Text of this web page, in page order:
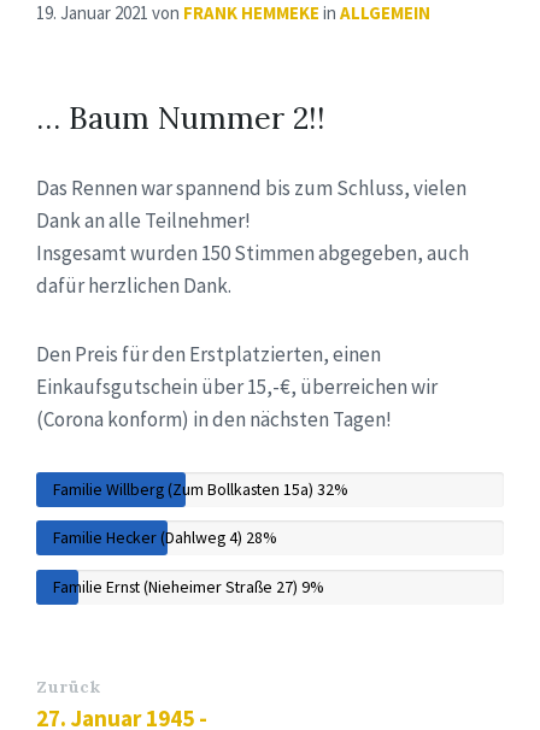
19. Januar 2021 von FRANK HEMMEKE in ALLGEMEIN
… Baum Nummer 2!!
Das Rennen war spannend bis zum Schluss, vielen
Dank an alle Teilnehmer!
Insgesamt wurden 150 Stimmen abgegeben, auch
dafür herzlichen Dank.
Den Preis für den Erstplatzierten, einen
Einkaufsgutschein über 15,-€, überreichen wir
(Corona konform) in den nächsten Tagen!
Familie Willberg (Zum Bollkasten 15a) 32%
Familie Hecker (Dahlweg 4) 28%
Familie Ernst (Nieheimer Straße 27) 9%
Zurück
27. Januar 1945 -